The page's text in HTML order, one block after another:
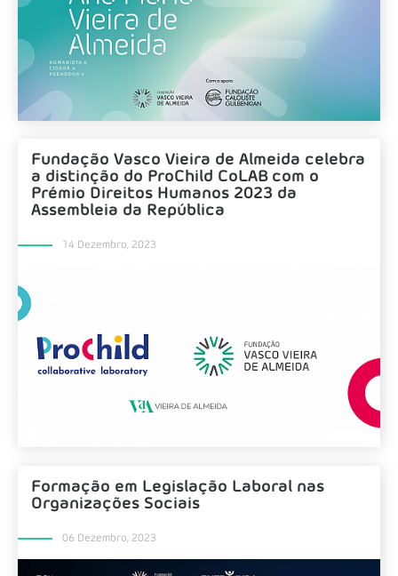
Fundação Vasco Vieira de Almeida celebra
a distinção do ProChild CoLAB com o
Prémio Direitos Humanos 2023 da
Assembleia da República
14 Dezembro, 2023
Formação em Legislação Laboral nas
Organizações Sociais
06 Dezembro, 2023